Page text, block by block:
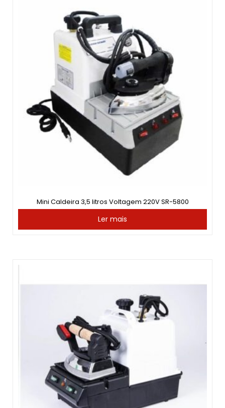
Mini Caldeira 3,5 litros Voltagem 220V SR-5800
Ler mais